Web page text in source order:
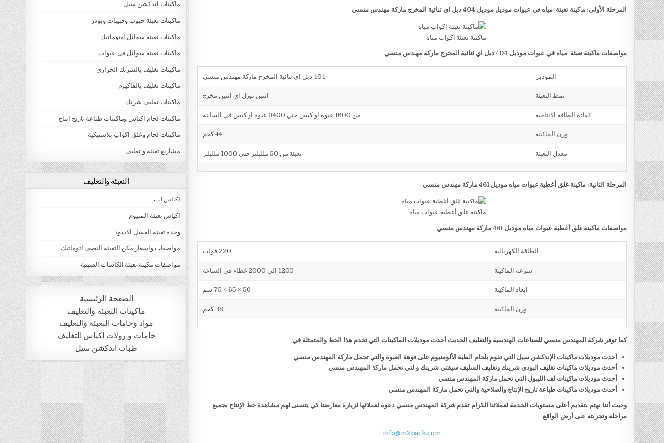
المرحلة الأولى: ماكينة تعبئة مياه في عبوات موديل موديل 404 دبل اي ثنائية المخرج ماركة مهندس منسي
ماكينة تعبئة اكواب مياه
مواصفات ماكينة تعبئة مياه في عبوات موديل 404 دبل اي ثنائية المخرج ماركة مهندس منسي
الموديل 404 دبل اي ثنائية المخرج ماركة مهندس منسي
نمط التعبئة اثنين نوزل اي اثنين مخرج
كفاءة الطاقه الانتاجية من 1600 عبوة او كيس حتي 3400 عبوه او كيس في الساعة
وزن الماكينة 44 كجم
معدل التعبئة تعبئة من 50 ملليلتر حتي 1000 ملليلتر
المرحلة الثانية: ماكينة غلق أغطية عبوات مياه موديل 461 ماركة مهندس منسي
ماكينة غلق أغطية عبوات مياه
مواصفات ماكينة غلق أغطية عبوات مياه موديل 461 ماركة مهندس منسي
الطاقة الكهربائية 220 فولت
سرعه الماكينة 1200 الى 2000 غطاء فى الساعة
ابعاد الماكينة 50 × 65 × 75 سم
وزن الماكينة 38 كجم
كما توفر شركة المهندس منسي للصناعات الهندسية والتغليف الحديث أحدث موديلات الماكينات التي تخدم هذا الخط والمتمثلة في
أحدث موديلات ماكينات الإندكشن سيل التي تقوم بلحام الطبة الألومنيوم على فوهة العبوة والتي تحمل ماركة المهندس منسي
أحدث موديلات ماكينات تغليف البودي شرينك وتغليف السليف سيفتي شرينك والتي تحمل ماركة المهندس منسي
أحدث موديلات ماكينات لف الليبول التي تحمل ماركة المهندس منسي
أحدث موديلات ماكينات طباعة تاريخ الإنتاج والصلاحية والتي تحمل ماركة المهندس منسي
وحيث أننا نهتم بتقديم أعلى مستويات الخدمة لعملائنا الكرام تقدم شركة المهندس منسي دعوة لعملائها لزيارة معارضنا كي يتسنى لهم مشاهدة خط الإنتاج بجميع
مراحله وتجربته على أرض الواقع
info@m2pack.com
ماكينات اندكشن سيل
ماكينات تعبئة حبوب وحبيبات وبودر
ماكينات تعبئة سوائل اوتوماتيك
ماكينات تعبئة سوائل فى عبوات
ماكينات تغليف بالشرنك الحراري
ماكينات تغليف بالفاكيوم
ماكينات تغليف شرنك
ماكينات لحام اكياس وماكينات طباعة تاريخ انتاج
ماكينات لحام وغلق اكواب بلاستيكية
مشاريع تعبئة و تغليف
التعبئة والتغليف
اكياس لب
اكياس تعبئة المنيوم
وحدة تعبئة العسل الاسود
مواصفات واسعار مكن التعبئة النصف اتوماتيك
مواصفات مكينة تعبئة الكاسات الصينية
الصفحة الرئيسية
ماكينات التعبئة والتغليف
مواد وخامات التعبئة والتغليف
خامات و رولات اكياس التغليف
طبات اندكشن سيل